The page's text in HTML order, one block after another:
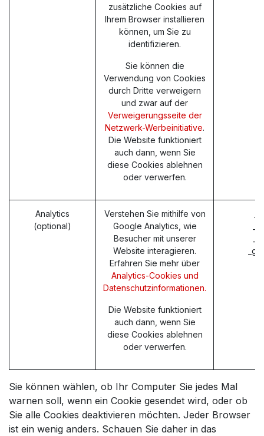
zusätzliche Cookies auf
Ihrem Browser installieren
können, um Sie zu
identifizieren.
Sie können die
Verwendung von Cookies
durch Dritte verweigern
und zwar auf der
Verweigerungsseite der
Netzwerk-Werbeinitiative.
Die Website funktioniert
auch dann, wenn Sie
diese Cookies ablehnen
oder verwerfen.
Analytics
(optional)
Verstehen Sie mithilfe von
Google Analytics, wie
Besucher mit unserer
Website interagieren.
Erfahren Sie mehr über
Analytics-Cookies und
Datenschutzinformationen.
Die Website funktioniert
auch dann, wenn Sie
diese Cookies ablehnen
oder verwerfen.
Sie können wählen, ob Ihr Computer Sie jedes Mal
warnen soll, wenn ein Cookie gesendet wird, oder ob
Sie alle Cookies deaktivieren möchten. Jeder Browser
ist ein wenig anders. Schauen Sie daher in das